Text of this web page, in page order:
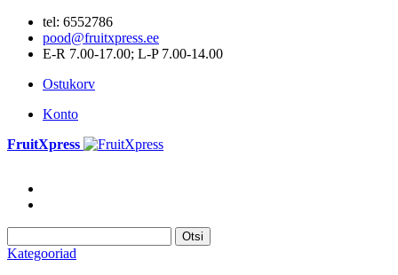
tel: 6552786
pood@fruitxpress.ee
E-R 7.00-17.00; L-P 7.00-14.00
Ostukorv
Konto
FruitXpress
Otsi
Kategooriad